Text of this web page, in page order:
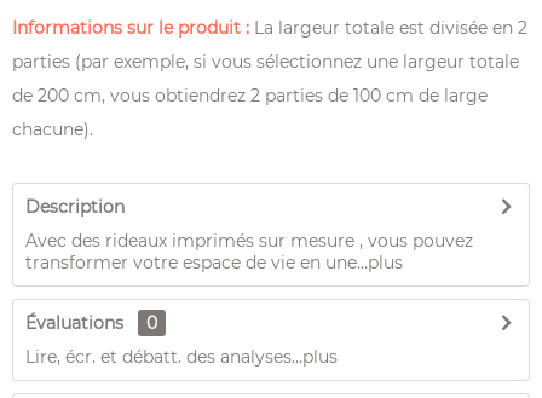
Informations sur le produit : La largeur totale est divisée en 2
parties (par exemple, si vous sélectionnez une largeur totale
de 200 cm, vous obtiendrez 2 parties de 100 cm de large
chacune).
Description
Avec des rideaux imprimés sur mesure , vous pouvez
transformer votre espace de vie en une...plus
Évaluations
0
Lire, écr. et débatt. des analyses…plus